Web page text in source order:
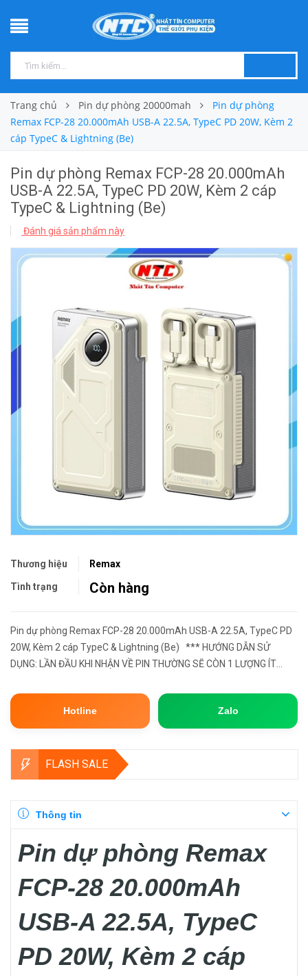
Trang chủ Pin dự phòng 20000mah
Pin dự phòng
Remax FCP-28 20.000mAh USB-A 22.5A, TypeC PD 20W, Kèm 2
cáp TypeC & Lightning (Be)
Pin dự phòng Remax FCP-28 20.000mAh
USB-A 22.5A, TypeC PD 20W, Kèm 2 cáp
TypeC & Lightning (Be)
Đánh giá sản phẩm này
Thương hiệu Remax
Tình trạng Còn hàng
Pin dự phòng Remax FCP-28 20.000mAh USB-A 22.5A, TypeC PD
20W, Kèm 2 cáp TypeC & Lightning (Be) *** HƯỚNG DẪN SỬ
DỤNG: LẦN ĐẦU KHI NHẬN VỀ PIN THƯỜNG SẼ CÒN 1 LƯỢNG ÍT
VỀ 0% (PIN ...
Hotline
Zalo
FLASH SALE
Thông tin
Pin dự phòng Remax
FCP-28 20.000mAh
USB-A 22.5A, TypeC
PD 20W, Kèm 2 cáp